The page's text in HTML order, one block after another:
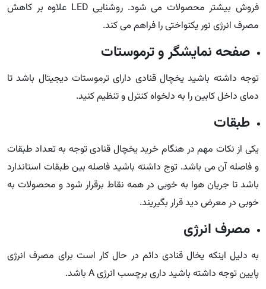
فروش بیشتر محصولات می شود. روشنایی LED علاوه بر کاهش
مصرف انرژی نور یکنواختی را فراهم می کند.
صفحه نمایشگر و ترموستات
توجه داشته باشید یخچال قنادی دارای ترموستات دیجیتال باشد تا
دمای داخل کابین را به دلخواه کنترل و تنظیم کنید.
طبقات
یکی از نکات مهم در هنگام خرید یخچال قنادی توجه به تعداد طبقات
و فاصله آن می باشد. توج داشته باشید فاصله بین طبقات استاندارد
باشد تا جریان هوا به خوبی در همه نقاط برقرار شود و محصولات به
خوبی در معرض دید قرار بگیریند.
مصرف انرژی
به دلیل اینکه یخال قنادی دائم در حال کار است برای مصرف انرژی
پایین توجه داشته باشید داری برچسب انرژی A باشد.